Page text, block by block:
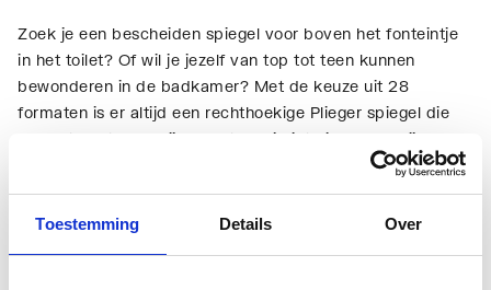
Toestemming Details Over
Zoek je een bescheiden spiegel voor boven het fonteintje
in het toilet? Of wil je jezelf van top tot teen kunnen
bewonderen in de badkamer? Met de keuze uit 28
formaten is er altijd een rechthoekige Plieger spiegel die
perfect past. Ook bij de rest van je interieur, dankzij de
Technische informatie